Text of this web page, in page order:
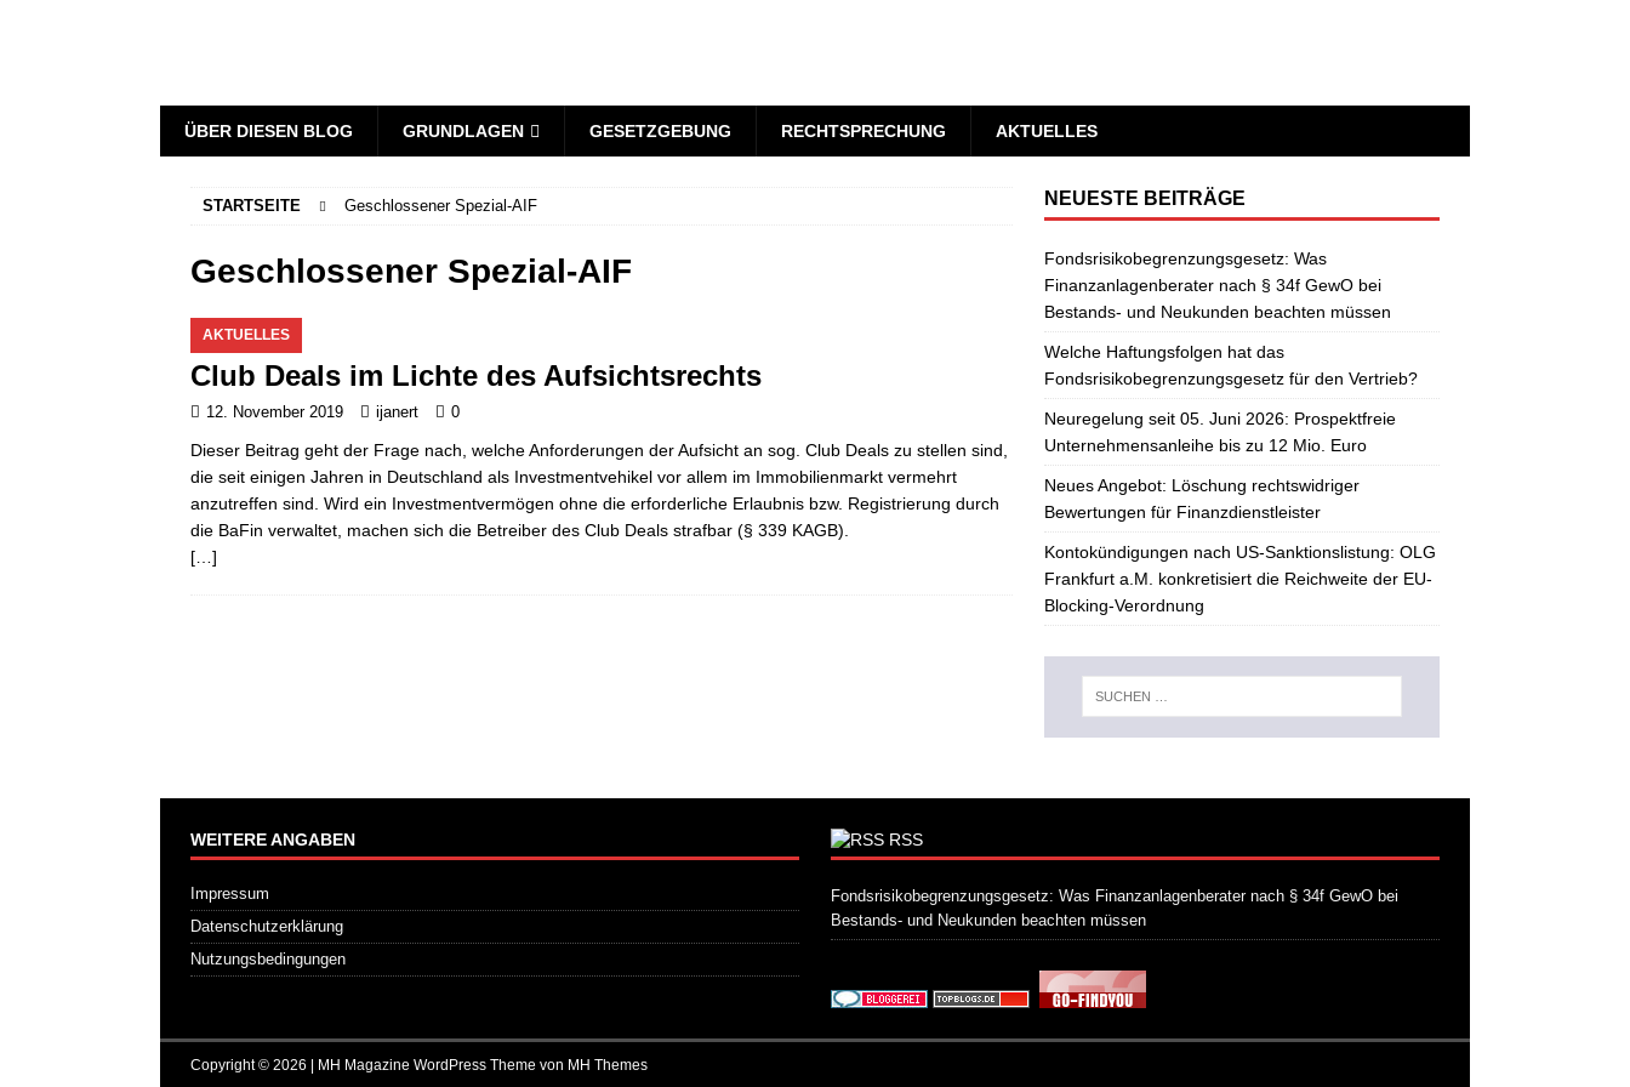
ÜBER DIESEN BLOG GRUNDLAGEN GESETZGEBUNG RECHTSPRECHUNG AKTUELLES
STARTSEITE Geschlossener Spezial-AIF
Geschlossener Spezial-AIF
AKTUELLES
Club Deals im Lichte des Aufsichtsrechts
12. November 2019 ijanert 0
Dieser Beitrag geht der Frage nach, welche Anforderungen der Aufsicht an sog. Club Deals zu stellen sind,
die seit einigen Jahren in Deutschland als Investmentvehikel vor allem im Immobilienmarkt vermehrt
anzutreffen sind. Wird ein Investmentvermögen ohne die erforderliche Erlaubnis bzw. Registrierung durch
die BaFin verwaltet, machen sich die Betreiber des Club Deals strafbar (§ 339 KAGB).
[…]
NEUESTE BEITRÄGE
Fondsrisikobegrenzungsgesetz: Was
Finanzanlagenberater nach § 34f GewO bei
Bestands- und Neukunden beachten müssen
Welche Haftungsfolgen hat das
Fondsrisikobegrenzungsgesetz für den Vertrieb?
Neuregelung seit 05. Juni 2026: Prospektfreie
Unternehmensanleihe bis zu 12 Mio. Euro
Neues Angebot: Löschung rechtswidriger
Bewertungen für Finanzdienstleister
Kontokündigungen nach US-Sanktionslistung: OLG
Frankfurt a.M. konkretisiert die Reichweite der EU-
Blocking-Verordnung
WEITERE ANGABEN
Impressum
Datenschutzerklärung
Nutzungsbedingungen
RSS
Fondsrisikobegrenzungsgesetz: Was Finanzanlagenberater nach § 34f GewO bei
Bestands- und Neukunden beachten müssen
Copyright © 2026 | MH Magazine WordPress Theme von MH Themes